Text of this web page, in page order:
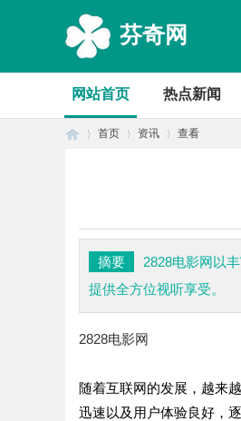
芬奇网
网站首页 热点新闻
首页 资讯 查看
摘要
2828电影网以
提供全方位视听享受。
2828电影网
随着互联网的发展，越来
迅速以及用户体验良好，